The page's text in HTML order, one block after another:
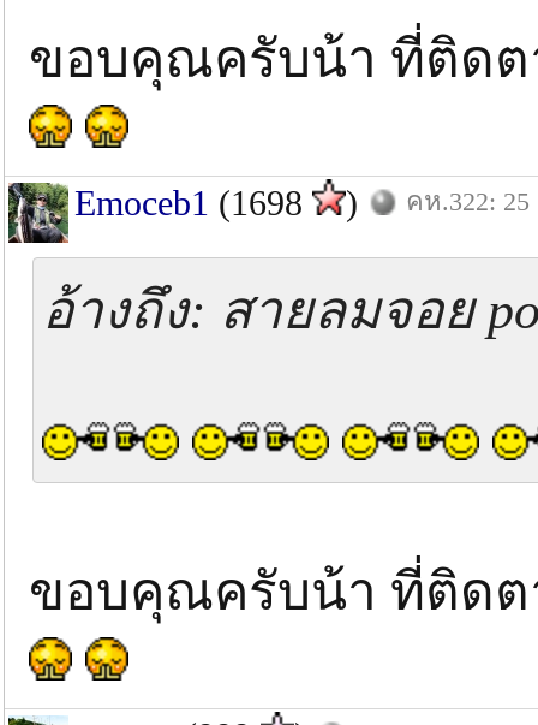
ขอบคุณครับน้า ที่ติดต
Emoceb1 (1698 ) คห.322: 25
อ้างถึง: สายลมจอย
ขอบคุณครับน้า ที่ติดต